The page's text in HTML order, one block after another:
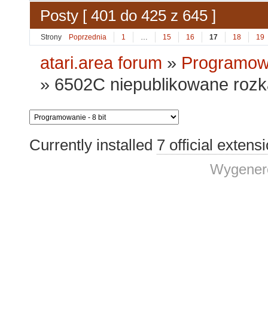
Posty [ 401 do 425 z 645 ]
Strony Poprzednia 1 … 15 16 17 18 19
atari.area forum »
» 6502C niepublikowane
Currently installed 7 official